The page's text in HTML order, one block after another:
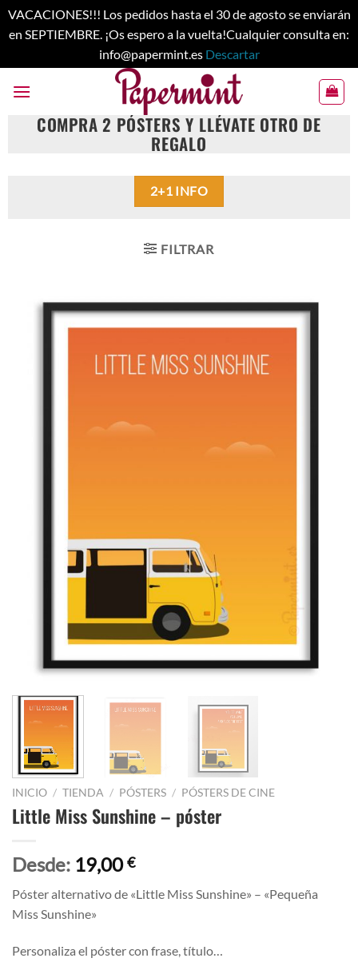
VACACIONES!!! Los pedidos hasta el 30 de agosto se enviarán
en SEPTIEMBRE. ¡Os espero a la vuelta!Cualquier consulta en:
info@papermint.es Descartar
contenidoCOMPRA 2 PÓSTERSY LLÉVATE OTRO DE
REGALO
2+1 INFO
FILTRAR
INICIO / TIENDA / PÓSTERS / PÓSTERS DE CINE
Little Miss Sunshine – póster
Desde: 19,00€
Póster alternativo de «Little Miss Sunshine» – «Pequeña
Miss Sunshine»
Personaliza el póster con frase, título…